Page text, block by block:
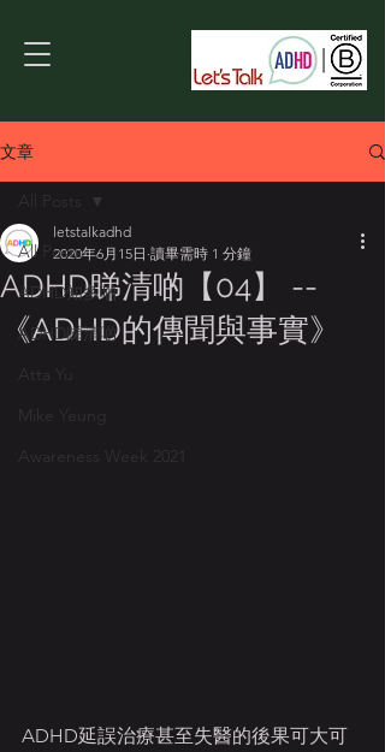
文章
All Posts
ADHD知多啲
ADHD睇清啲
Atta Yu
Mike Yeung
Awareness Week 2021
ADHD睇清啲【04】 --
《ADHD的傳聞與事實》
letstalkadhd
2020年6月15日 讀畢需時 1 分鐘
ADHD延誤治療甚至失醫的後果可大可